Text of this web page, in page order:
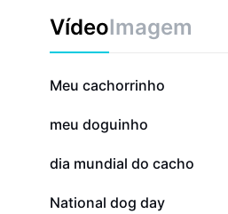
momentos
amizade, reforce o
canino!
VídeoImagem
57,1 mil
Meu cachorrinho
2,3 mil
meu doguinho
550
dia mundial do cacho
5
National dog day